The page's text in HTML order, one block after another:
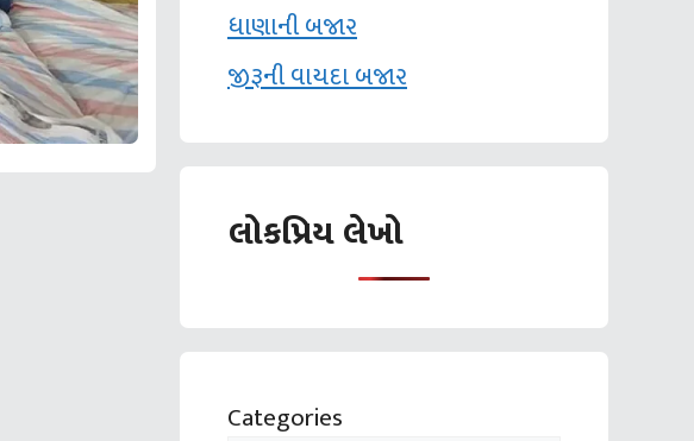
ધાણાની બજાર
જીરૂની વાયદા બજાર
લોકપ્રિય લેખો
Categories